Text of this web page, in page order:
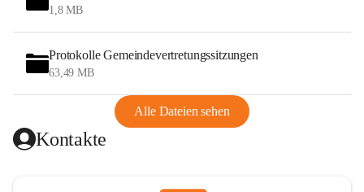
1,8 MB
Protokolle Gemeindevertretungssitzungen
63,49 MB
Alle Dateien sehen
Kontakte